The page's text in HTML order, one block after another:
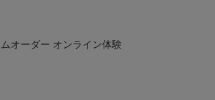
オーダー オンライン体験